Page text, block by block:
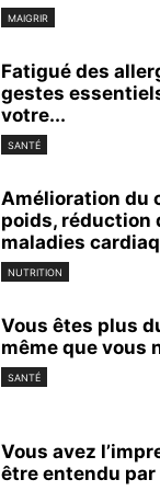
MAIGRIR
Fatigué des
gestes
votre...
SANTÉ
Amélioration du
poids, réduction
maladies
NUTRITION
Vous êtes plus
même que vous
SANTÉ
Vous avez
être entendu